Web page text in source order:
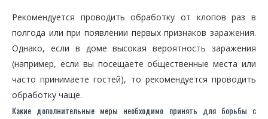
Рекомендуется проводить обработку от клопов раз в
полгода или при появлении первых признаков заражения.
Однако, если в доме высокая вероятность заражения
(например, если вы посещаете общественные места или
часто принимаете гостей), то рекомендуется проводить
обработку чаще.
Какие дополнительные меры необходимо принять для борьбы с